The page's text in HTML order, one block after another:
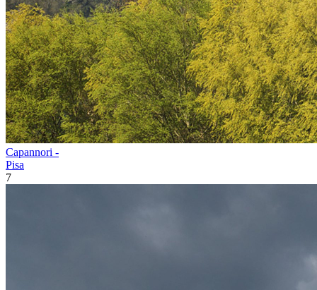
Capannori -
Pisa
7